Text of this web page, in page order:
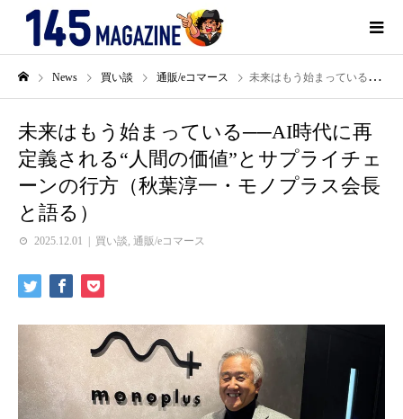
News 買い談 通販/eコマース 未来はもう始まっている──AI時代に再定義される“人間の価値”とサプライチェーンの行方（秋葉淳一・モノプラス会長と語る）
未来はもう始まっている──AI時代に再
定義される“人間の価値”とサプライチェ
ーンの行方（秋葉淳一・モノプラス会長
と語る）
2025.12.01 買い談 通販/eコマース